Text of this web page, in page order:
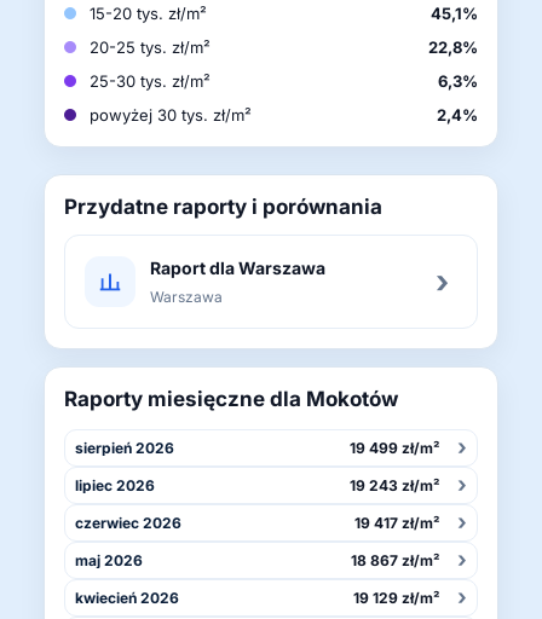
15-20 tys. zł/m²
45,1%
20-25 tys. zł/m²
22,8%
25-30 tys. zł/m²
6,3%
powyżej 30 tys. zł/m²
2,4%
Przydatne raporty i porównania
Raport dla Warszawa
Warszawa ›
Raporty miesięczne dla Mokotów
sierpień 2026 19 499 zł/m² ›
lipiec 2026 19 243 zł/m² ›
czerwiec 2026 19 417 zł/m² ›
maj 2026 18 867 zł/m² ›
kwiecień 2026 19 129 zł/m² ›